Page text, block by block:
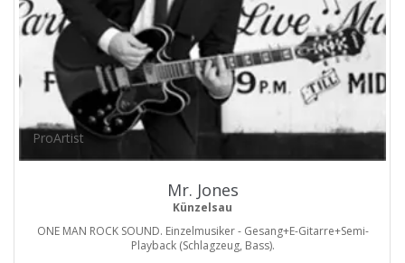
ProArtist
Mr. Jones
Künzelsau
ONE MAN ROCK SOUND. Einzelmusiker - Gesang+E-Gitarre+Semi-
Playback (Schlagzeug, Bass).